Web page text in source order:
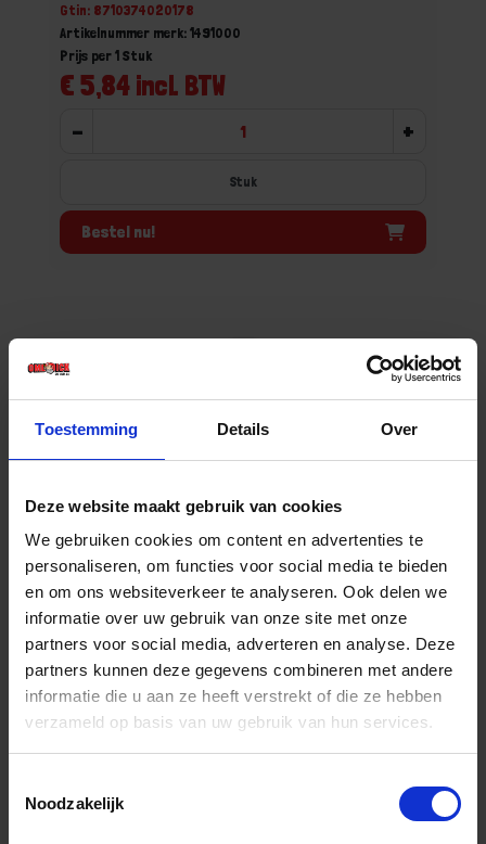
Toestemming Details Over
Deze website maakt gebruik van cookies
We gebruiken cookies om content en advertenties te
personaliseren, om functies voor social media te bieden
en om ons websiteverkeer te analyseren. Ook delen we
informatie over uw gebruik van onze site met onze
partners voor social media, adverteren en analyse. Deze
partners kunnen deze gegevens combineren met andere
informatie die u aan ze heeft verstrekt of die ze hebben
verzameld op basis van uw gebruik van hun services.
Noodzakelijk
Gtin: 8710374020178
Artikelnummer merk: 1491000
€ 5,84 incl. BTW
Prijs per 1 Stuk
- +
Stuk
Bestel nu!
Luiwagen Union vezel EASY-FIT
steelverbinding
Niet op voorraad, levertijd 1 tot meerdere werkdagen
Gtin: 8712129507132
Artikelnummer merk: 1550713
€ 7,38 incl. BTW
Prijs per 1 Stuk